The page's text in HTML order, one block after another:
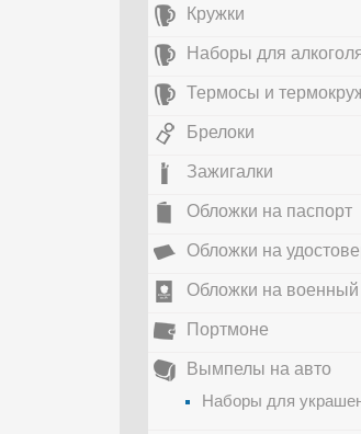
Кружки
Наборы для
Термосы и
Брелоки
Зажигалки
Обложки на паспорт
Обложки на
Обложки на военный
Портмоне
Вымпелы на авто
Наборы для